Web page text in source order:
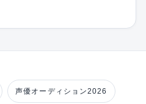
声優オーディション2026